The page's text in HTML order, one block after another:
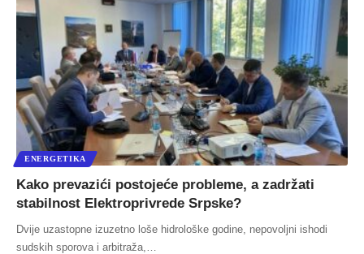
ENERGETIKA
Kako prevazići postojeće probleme, a zadržati
stabilnost Elektroprivrede Srpske?
Dvije uzastopne izuzetno loše hidrološke godine, nepovoljni ishodi
sudskih sporova i arbitraža,